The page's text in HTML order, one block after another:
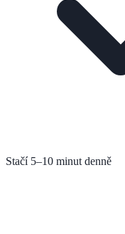
Stačí 5–10 minut denně